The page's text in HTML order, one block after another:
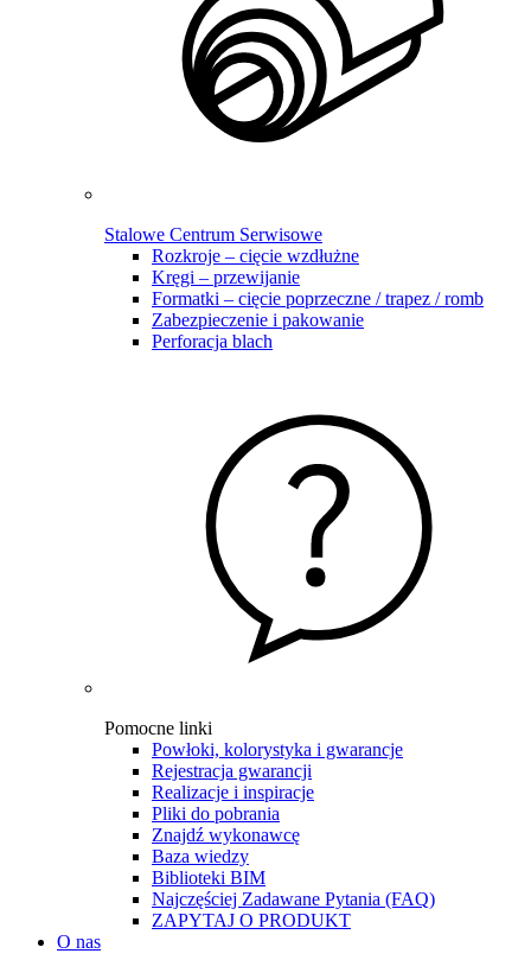
Stalowe Centrum Serwisowe
Rozkroje – cięcie wzdłużne
Kręgi – przewijanie
Formatki – cięcie poprzeczne / trapez / romb
Zabezpieczenie i pakowanie
Perforacja blach
Pomocne linki
Powłoki, kolorystyka i gwarancje
Rejestracja gwarancji
Realizacje i inspiracje
Pliki do pobrania
Znajdź wykonawcę
Baza wiedzy
Biblioteki BIM
Najczęściej Zadawane Pytania (FAQ)
ZAPYTAJ O PRODUKT
O nas